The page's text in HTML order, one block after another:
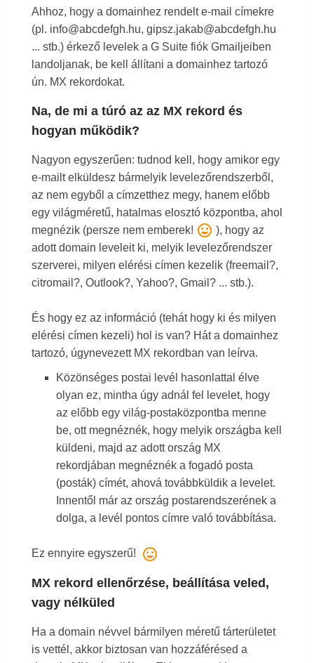
Ahhoz, hogy a domainhez rendelt e-mail címekre
(pl. info@abcdefgh.hu, gipsz.jakab@abcdefgh.hu
... stb.) érkező levelek a G Suite fiók Gmailjeiben
landoljanak, be kell állítani a domainhez tartozó
ún. MX rekordokat.
Na, de mi a túró az az MX rekord és
hogyan működik?
Nagyon egyszerűen: tudnod kell, hogy amikor egy
e-mailt elküldesz bármelyik levelezőrendszerből,
az nem egyből a címzetthez megy, hanem előbb
egy világméretű, hatalmas elosztó központba, ahol
megnézik (persze nem emberek! mood ), hogy az
adott domain leveleit ki, melyik levelezőrendszer
szerverei, milyen elérési címen kezelik (freemail?,
citromail?, Outlook?, Yahoo?, Gmail? ... stb.).
És hogy ez az információ (tehát hogy ki és milyen
elérési címen kezeli) hol is van? Hát a domainhez
tartozó, úgynevezett MX rekordban van leírva.
Közönséges postai levél hasonlattal élve
olyan ez, mintha úgy adnál fel levelet, hogy
az előbb egy világ-postaközpontba menne
be, ott megnéznék, hogy melyik országba kell
küldeni, majd az adott ország MX
rekordjában megnéznék a fogadó posta
(posták) címét, ahová továbbküldik a levelet.
Innentől már az ország postarendszerének a
dolga, a levél pontos címre való továbbítása.
Ez ennyire egyszerű! mood
MX rekord ellenőrzése, beállítása veled,
vagy nélküled
Ha a domain névvel bármilyen méretű tárterületet
is vettél, akkor biztosan van hozzáférésed a